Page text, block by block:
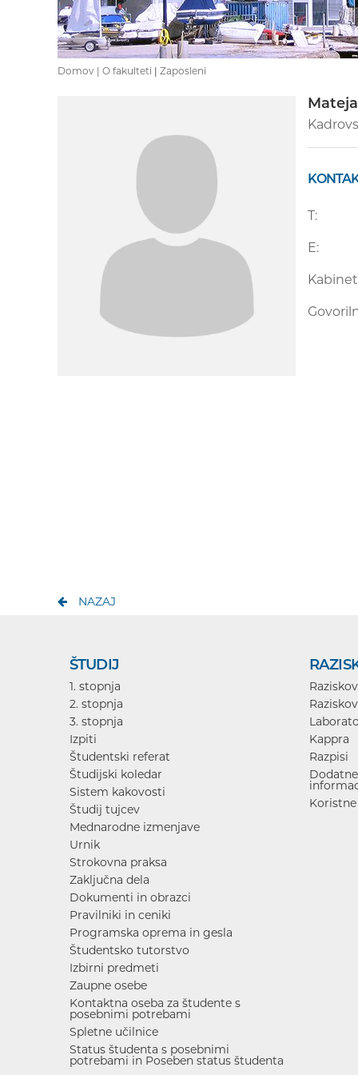
Domov | O fakulteti | Zaposleni
T:
E:
NAZAJ
ŠTUDIJ
1. stopnja
2. stopnja
3. stopnja
Izpiti
Študentski referat
Študijski koledar
Sistem kakovosti
Študij tujcev
Mednarodne izmenjave
Urnik
Strokovna praksa
Zaključna dela
Dokumenti in obrazci
Pravilniki in ceniki
Programska oprema in gesla
Študentsko tutorstvo
Izbirni predmeti
Zaupne osebe
Kontaktna oseba za študente s
posebnimi potrebami
Spletne učilnice
Status študenta s posebnimi
potrebami in Poseben status študenta
Kappra
Razpisi